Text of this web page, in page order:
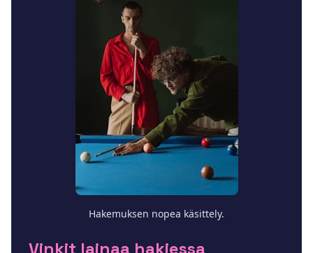
Hakemuksen nopea käsittely.
Vinkit lainaa hakiessa